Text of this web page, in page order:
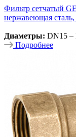
Фильтр сетчатый
нержавеющая
Диаметры: DN15 –
Подробнее